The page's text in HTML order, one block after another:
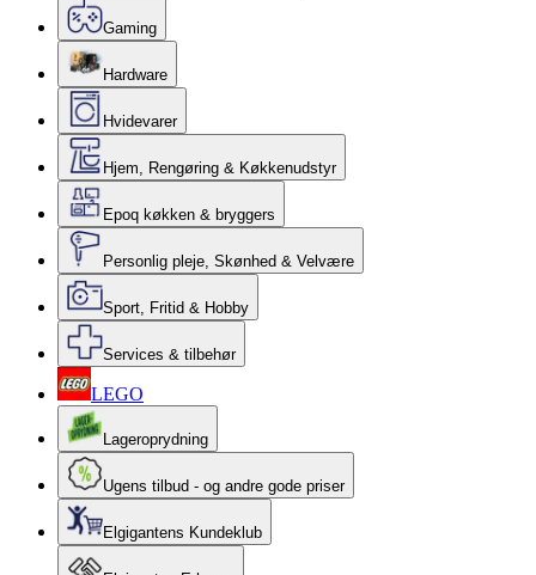
Gaming
Hardware
Hvidevarer
Hjem, Rengøring & Køkkenudstyr
Epoq køkken & bryggers
Personlig pleje, Skønhed & Velvære
Sport, Fritid & Hobby
Services & tilbehør
LEGO
Lageroprydning
Ugens tilbud - og andre gode priser
Elgigantens Kundeklub